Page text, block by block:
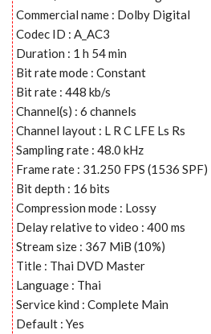
Commercial name : Dolby Digital
Codec ID : A_AC3
Duration : 1 h 54 min
Bit rate mode : Constant
Bit rate : 448 kb/s
Channel(s) : 6 channels
Channel layout : L R C LFE Ls Rs
Sampling rate : 48.0 kHz
Frame rate : 31.250 FPS (1536 SPF)
Bit depth : 16 bits
Compression mode : Lossy
Delay relative to video : 400 ms
Stream size : 367 MiB (10%)
Title : Thai DVD Master
Language : Thai
Service kind : Complete Main
Default : Yes